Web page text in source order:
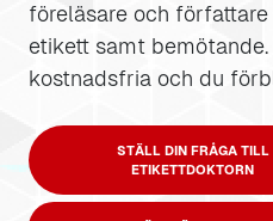
föreläsare och
etikett samt bemötande.
kostnadsfria och du
STÄLL DIN FRÅGA TILL
ETIKETTDOKTORN